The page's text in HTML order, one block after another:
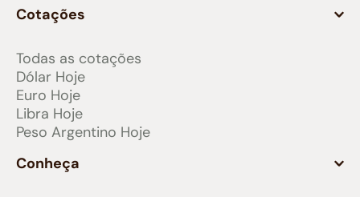
Cotações
Todas as cotações
Dólar Hoje
Euro Hoje
Libra Hoje
Peso Argentino Hoje
Conheça